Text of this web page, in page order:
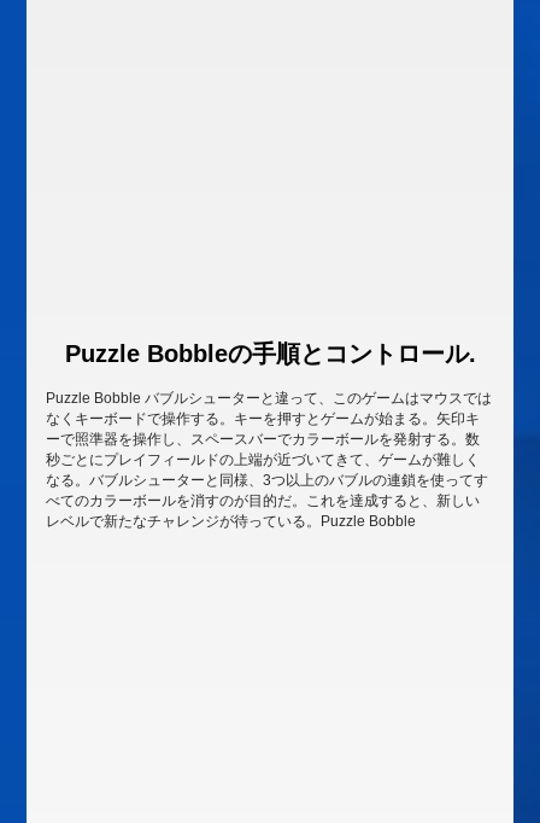
Puzzle Bobbleの手順とコントロール.
Puzzle Bobble バブルシューターと違って、このゲームはマウスでは
なくキーボードで操作する。キーを押すとゲームが始まる。矢印キ
ーで照準器を操作し、スペースバーでカラーボールを発射する。数
秒ごとにプレイフィールドの上端が近づいてきて、ゲームが難しく
なる。バブルシューターと同様、3つ以上のバブルの連鎖を使ってす
べてのカラーボールを消すのが目的だ。これを達成すると、新しい
レベルで新たなチャレンジが待っている。Puzzle Bobble